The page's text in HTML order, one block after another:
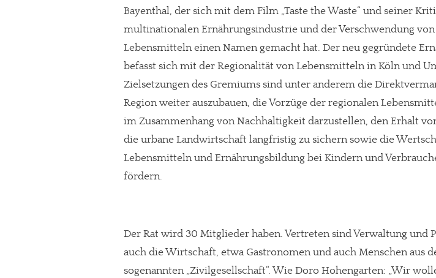
Bayenthal, der sich mit dem Film „Taste the Waste“ und seiner
multinationalen Ernährungsindustrie und der Verschwendung von
Lebensmitteln einen Namen gemacht hat. Der neu gegründete
befasst sich mit der Regionalität von Lebensmitteln in Köln und
Zielsetzungen des Gremiums sind unter anderem die
Region weiter auszubauen, die Vorzüge der regionalen
im Zusammenhang von Nachhaltigkeit darzustellen, den Erhalt
die urbane Landwirtschaft langfristig zu sichern sowie die
Lebensmitteln und Ernährungsbildung bei Kindern und
fördern.
Der Rat wird 30 Mitglieder haben. Vertreten sind Verwaltung und
auch die Wirtschaft, etwa Gastronomen und auch Menschen aus
sogenannten „Zivilgesellschaft“. Wie Doro Hohengarten: „Wir